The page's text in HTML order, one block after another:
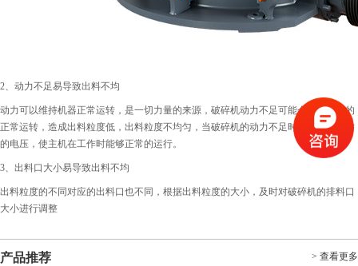
2、动力不足易导致出料不均
动力可以维持机器正常运转，是一切力量的来源，破碎机动力不足可能会影响机器的
正常运转，造成出料粒度低，出料粒度不均匀，当破碎机的动力不足时应调高工作时
的电压，使主机在工作时能够正常的运行。
3、出料口大小易导致出料不均
出料粒度的不同对应的出料口也不同，根据出料粒度的大小，及时对破碎机的排料口
大小进行调整
产品推荐 > 查看更多